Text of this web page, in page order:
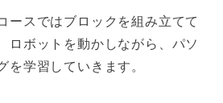
ースではブロックを組み立てて
ロボットを動かしながら、パソ
を学習していきます。